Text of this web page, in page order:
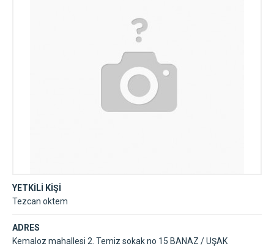
YETKİLİ KİŞİ
Tezcan oktem
ADRES
Kemaloz mahallesi 2. Temiz sokak no 15 BANAZ / UŞAK